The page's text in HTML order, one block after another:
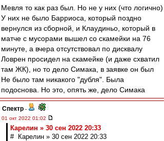
Мевля то как раз был. Но не у них (что логично)
У них не было Барриоса, который поздно
вернулся из сборной, и Клаудиньо, который в
матче с мусорами вышел со скамейки на 76
минуте, а вчера отсутствовал по дисквалу
Ловрен просидел на скамейке (и даже схватил
там ЖК), но то дело Симака, в заявке он был
Не было там никакого "дубля". Была
подоснова. Но это, опять же, дело Симака
Спектр -
01 окт 2022 01:02
Карелин » 30 сен 2022 20:33
# Карелин » 30 сен 2022 20:33